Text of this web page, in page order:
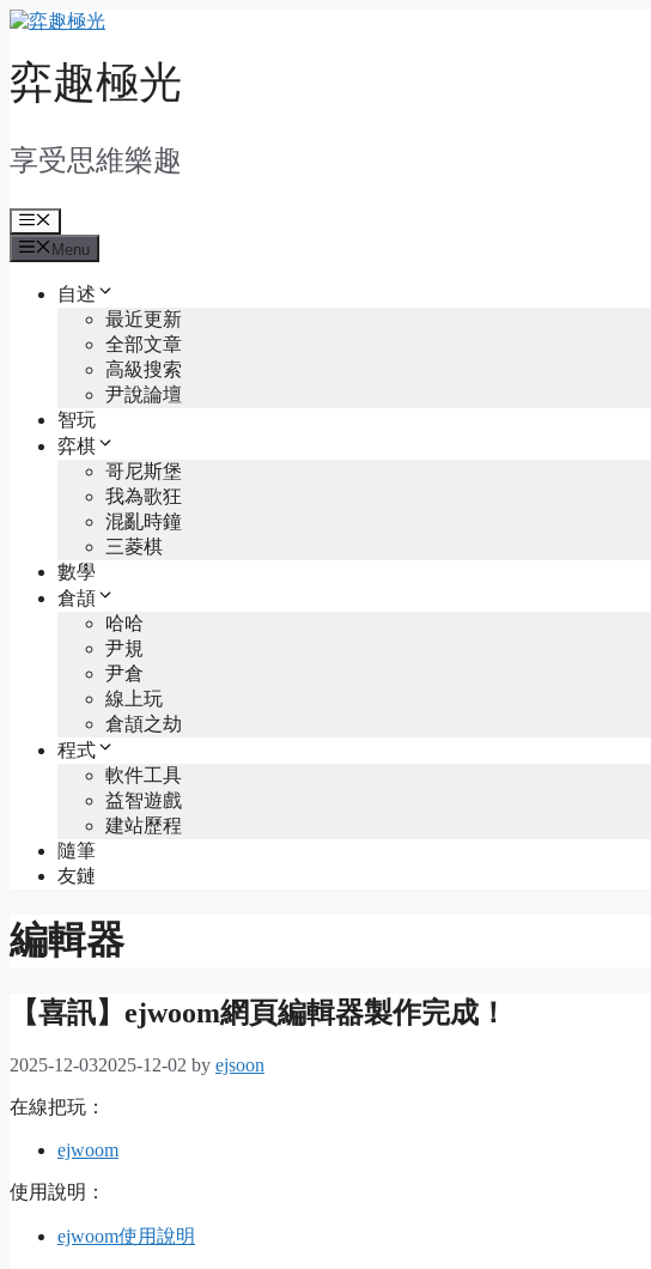
Skip
content
弈趣極光
享受思維樂趣
Menu
Menu
自述
最近更新
全部文章
高級搜索
尹說論壇
智玩
弈棋
哥尼斯堡
我為歌狂
混亂時鐘
三菱棋
數學
倉頡
哈哈
尹規
尹倉
線上玩
倉頡之劫
程式
軟件工具
益智遊戲
建站歷程
隨筆
友鏈
編輯器
【喜訊】ejwoom網頁編輯器製作完成！
2025-12-032025-12-02 by ejsoon
在線把玩：
ejwoom
使用說明：
ejwoom使用說明